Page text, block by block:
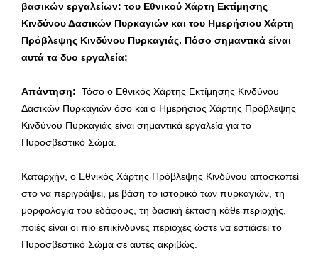
βασικών εργαλείων: του Εθνικού Χάρτη Εκτίμησης
Κινδύνου Δασικών Πυρκαγιών και του Ημερήσιου Χάρτη
Πρόβλεψης Κινδύνου Πυρκαγιάς. Πόσο σημαντικά είναι
αυτά τα δυο εργαλεία;
Απάντηση: Τόσο ο Εθνικός Χάρτης Εκτίμησης Κινδύνου
Δασικών Πυρκαγιών όσο και ο Ημερήσιος Χάρτης Πρόβλεψης
Κινδύνου Πυρκαγιάς είναι σημαντικά εργαλεία για το
Πυροσβεστικό Σώμα.
Καταρχήν, ο Εθνικός Χάρτης Πρόβλεψης Κινδύνου αποσκοπεί
στο να περιγράψει, με βάση το ιστορικό των πυρκαγιών, τη
μορφολογία του εδάφους, τη δασική έκταση κάθε περιοχής,
ποιές είναι οι πιο επικίνδυνες περιοχές ώστε να εστιάσει το
Πυροσβεστικό Σώμα σε αυτές ακριβώς.